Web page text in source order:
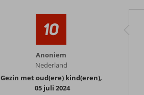
10
Anoniem
Nederland
Gezin met oud(ere) kind(eren),
05 juli 2024